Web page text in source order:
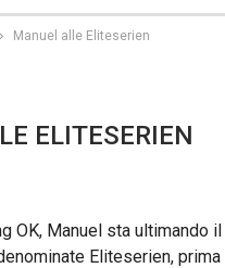
Manuel alle Eliteserien
ELITESERIEN
OK, Manuel sta ultimando
Eliteserien,